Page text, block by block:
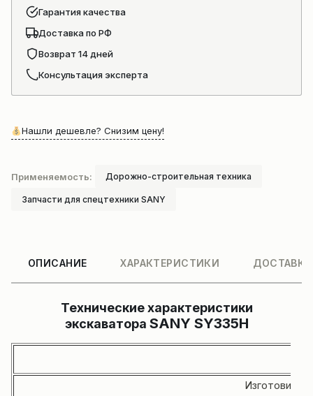
Гарантия качества
Доставка по РФ
Возврат 14 дней
Консультация эксперта
Нашли дешевле? Снизим цену!
Применяемость: Дорожно-строительная техника
Запчасти для спецтехники SANY
ОПИСАНИЕ ХАРАКТЕРИСТИКИ
Технические характеристики
экскаватора SANY SY335H